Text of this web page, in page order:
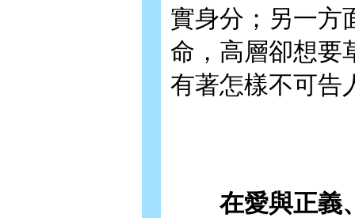
實身分；另一方
命，高層卻想要
有著怎樣不可告
在愛與正義、